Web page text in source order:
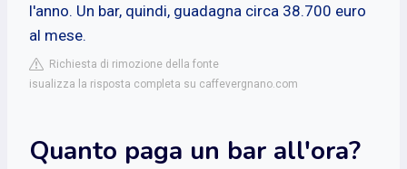
l'anno. Un bar, quindi, guadagna circa 38.700 euro
al mese.
Richiesta di rimozione della fonte
isualizza la risposta completa su caffevergnano.com
Quanto paga un bar all'ora?